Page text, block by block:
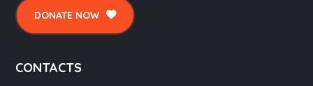
DONATE NOW
CONTACTS